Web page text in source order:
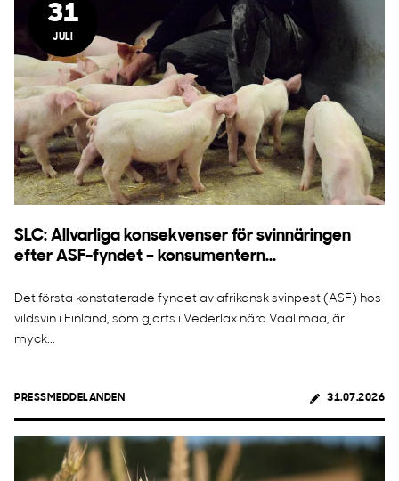
31
JULI
SLC: Allvarliga konsekvenser för svinnäringen
efter ASF-fyndet – konsumentern...
Det första konstaterade fyndet av afrikansk svinpest (ASF) hos
vildsvin i Finland, som gjorts i Vederlax nära Vaalimaa, är
myck...
PRESSMEDDELANDEN 31.07.2026